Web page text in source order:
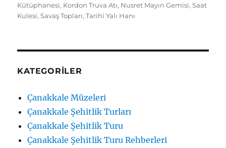
Kütüphanesi, Kordon Truva Atı, Nusret Mayın Gemisi,Saat
Kulesi,Savaş Topları,Tarihi Yalı Hanı
KATEGORILER
Çanakkale Müzeleri
Çanakkale Şehitlik Turları
Çanakkale Şehitlik Turu
Çanakkale Şehitlik Turu Rehberleri